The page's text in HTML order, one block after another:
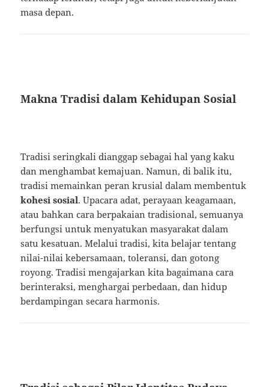
masa depan.
Makna Tradisi dalam Kehidupan Sosial
Tradisi seringkali dianggap sebagai hal yang kaku
dan menghambat kemajuan. Namun, di balik itu,
tradisi memainkan peran krusial dalam membentuk
kohesi sosial. Upacara adat, perayaan keagamaan,
atau bahkan cara berpakaian tradisional, semuanya
berfungsi untuk menyatukan masyarakat dalam
satu kesatuan. Melalui tradisi, kita belajar tentang
nilai-nilai kebersamaan, toleransi, dan gotong
royong. Tradisi mengajarkan kita bagaimana cara
berinteraksi, menghargai perbedaan, dan hidup
berdampingan secara harmonis.